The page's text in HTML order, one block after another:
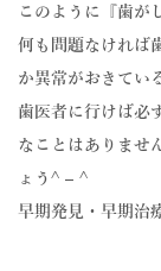
このように『歯が
何も問題なければ
か異常がおきてい
歯医者に行けば必
なことはありませ
ょう^ – ^
早期発見・早期治